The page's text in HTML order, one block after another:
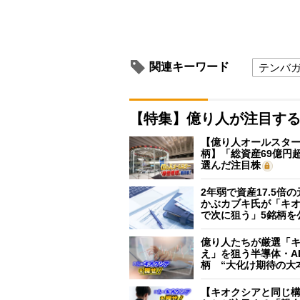
関連キーワード テンバ
【特集】億り人が注目す
【億り人オールスタ
柄】「総資産69億円
選んだ注目株
2年弱で資産17.5倍の
かぶカブキ氏が「キ
で次に狙う」5銘柄を
億り人たちが厳選「
え」を狙う半導体・
柄 “大化け期待の大
【キオクシアと同じ